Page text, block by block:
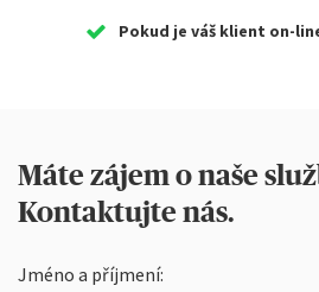
​Pokud je váš klient on-
Máte zájem o naše
Kontaktujte nás.
Jméno a příjmení: